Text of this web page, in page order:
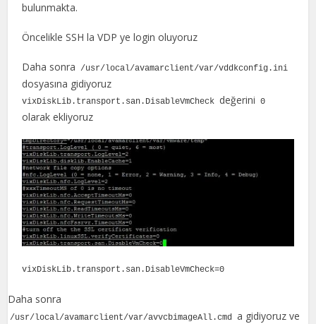
bulunmakta.
Öncelikle SSH la VDP ye login oluyoruz
Daha sonra /usr/local/avamarclient/var/vddkconfig.ini
dosyasına gidiyoruz
vixDiskLib.transport.san.DisableVmCheck değerini 0
olarak ekliyoruz
vixDiskLib.transport.san.DisableVmCheck=0
Daha sonra
/usr/local/avamarclient/var/avvcbimageAll.cmda gidiyoruz ve